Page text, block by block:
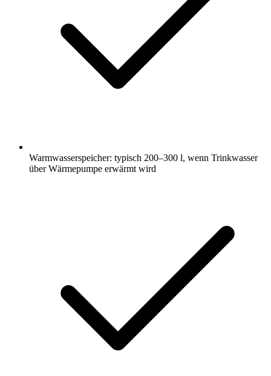
Warmwasserspeicher: typisch 200–300 l, wenn Trinkwasser
über Wärmepumpe erwärmt wird